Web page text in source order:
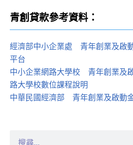
青創貸款參考資料：
經濟部中小企業處
青年創業及啟
平台
中小企業網路大學校
青年創業及
路大學校數位課程說明
中華民國經濟部
青年創業及啟動